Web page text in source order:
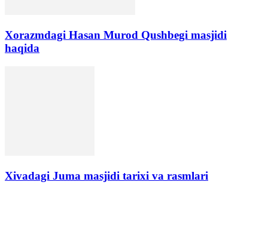
Xorazmdagi Hasan Murod Qushbegi masjidi
haqida
Xivadagi Juma masjidi tarixi va rasmlari